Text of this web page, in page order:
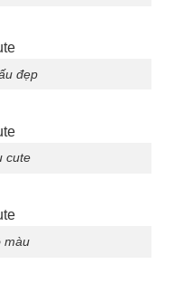
đẹp
cute
màu